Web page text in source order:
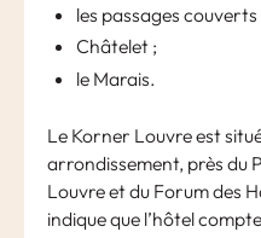
les passages couverts
Châtelet ;
le Marais.
Le Korner Louvre est
arrondissement, près du
Louvre et du Forum des
indique que l’hôtel